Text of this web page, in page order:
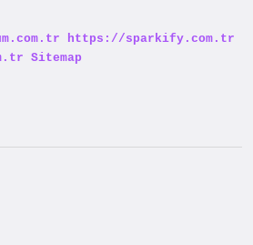
https://sparkify.com.tr
Sitemap